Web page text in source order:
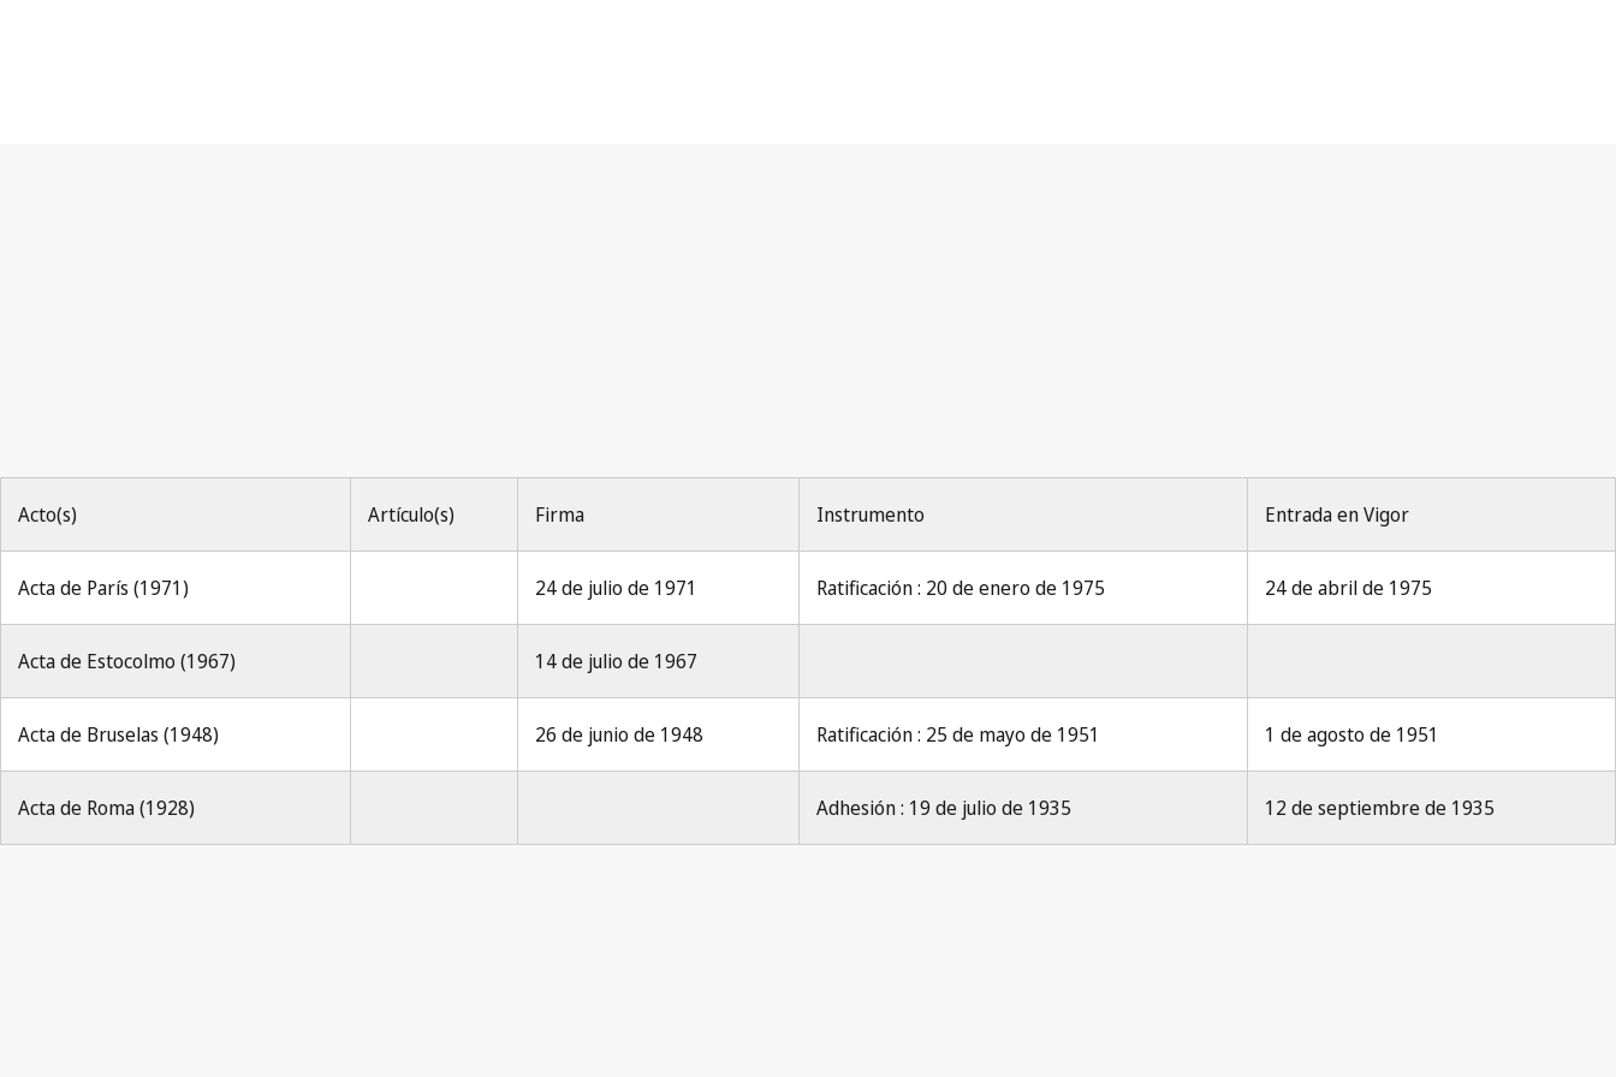
Acto(s) Artículo(s) Firma Instrumento Entrada en Vigor
Acta de París (1971) 24 de julio de 1971 Ratificación : 20 de enero de 1975 24 de abril de 1975
Acta de Estocolmo (1967) 14 de julio de 1967
Acta de Bruselas (1948) 26 de junio de 1948 Ratificación : 25 de mayo de 1951 1 de agosto de 1951
Acta de Roma (1928) Adhesión : 19 de julio de 1935 12 de septiembre de 1935